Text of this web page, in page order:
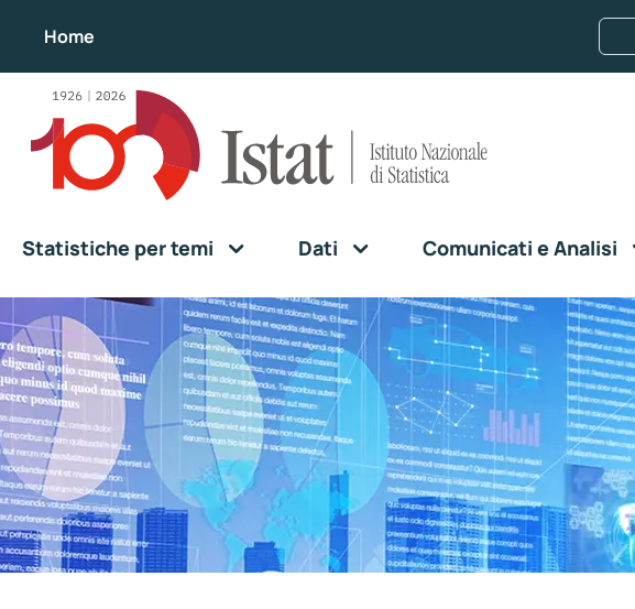
Home
Statistiche per temi Dati Comunicati e Analisi